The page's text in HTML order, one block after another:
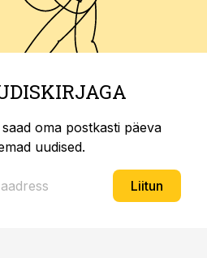
oma postkasti päeva
uudised.
Liitun